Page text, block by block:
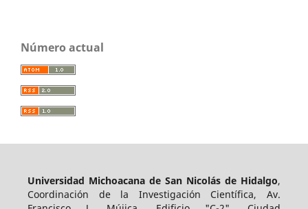
Número actual
Universidad Michoacana de San Nicolás de Hidalgo,
Coordinación de la Investigación Científica, Av.